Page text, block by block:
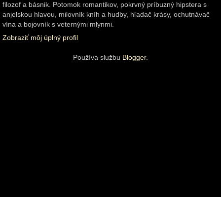
filozof a básnik. Potomok romantikov, pokrvný príbuzný hipstera s
anjelskou hlavou, milovník kníh a hudby, hľadač krásy, ochutnávač
vína a bojovník s veternými mlynmi.
Zobraziť môj úplný profil
Používa službu Blogger.